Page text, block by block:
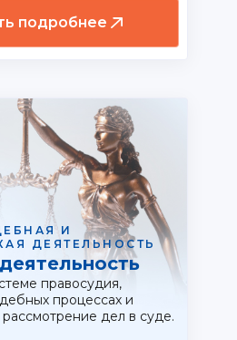
подробнее
И
ДЕЯТЕЛЬНОСТЬ
правосудия,
процессах и
дел в суде.